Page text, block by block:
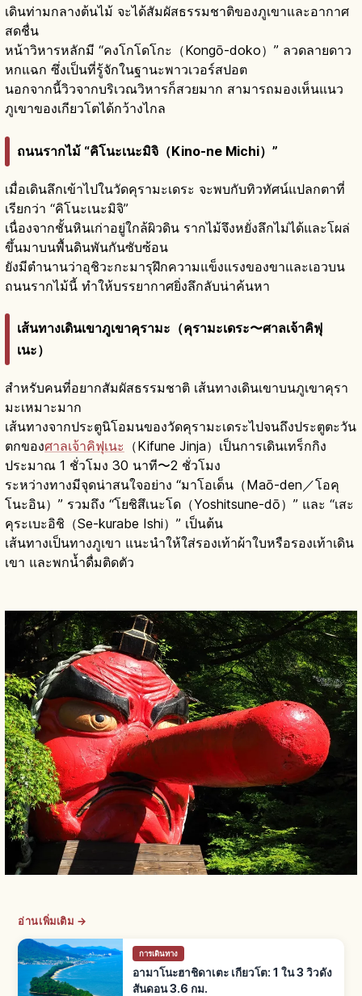
เดินท่ามกลางต้นไม้ จะได้สัมผัสธรรมชาติของภูเขาและอากาศ
สดชื่น
หน้าวิหารหลักมี “คงโกโดโกะ（Kongō-doko）” ลวดลายดาว
หกแฉก ซึ่งเป็นที่รู้จักในฐานะพาวเวอร์สปอต
นอกจากนี้วิวจากบริเวณวิหารก็สวยมาก สามารถมองเห็นแนว
ภูเขาของเกียวโตได้กว้างไกล
ถนนรากไม้ “คิโนะเนะมิจิ（Kino-ne Michi）”
เมื่อเดินลึกเข้าไปในวัดคุรามะเดระ จะพบกับทิวทัศน์แปลกตาที่
เรียกว่า “คิโนะเนะมิจิ”
เนื่องจากชั้นหินเก่าอยู่ใกล้ผิวดิน รากไม้จึงหยั่งลึกไม่ได้และโผล่
ขึ้นมาบนพื้นดินพันกันซับซ้อน
ยังมีตำนานว่าอุชิวะกะมารุฝึกความแข็งแรงของขาและเอวบน
ถนนรากไม้นี้ ทำให้บรรยากาศยิ่งลึกลับน่าค้นหา
เส้นทางเดินเขาภูเขาคุรามะ（คุรามะเดระ〜ศาลเจ้าคิฟุ
เนะ）
สำหรับคนที่อยากสัมผัสธรรมชาติ เส้นทางเดินเขาบนภูเขาคุรา
มะเหมาะมาก
เส้นทางจากประตูนิโอมนของวัดคุรามะเดระไปจนถึงประตูตะวัน
ตกของศาลเจ้าคิฟุเนะ （Kifune Jinja）เป็นการเดินเทร็กกิง
ประมาณ 1 ชั่วโมง 30 นาที〜2 ชั่วโมง
ระหว่างทางมีจุดน่าสนใจอย่าง “มาโอเด็น（Maō-den／โอคุ
โนะอิน）” รวมถึง “โยชิสึเนะโด（Yoshitsune-dō）” และ “เสะ
คุระเบะอิชิ（Se-kurabe Ishi）” เป็นต้น
เส้นทางเป็นทางภูเขา แนะนำให้ใส่รองเท้าผ้าใบหรือรองเท้าเดิน
เขา และพกน้ำดื่มติดตัว
อ่านเพิ่มเติม →
การเดินทาง
อามาโนะฮาชิดาเตะ เกียวโต: 1 ใน 3 วิวดัง
สันดอน 3.6 กม.